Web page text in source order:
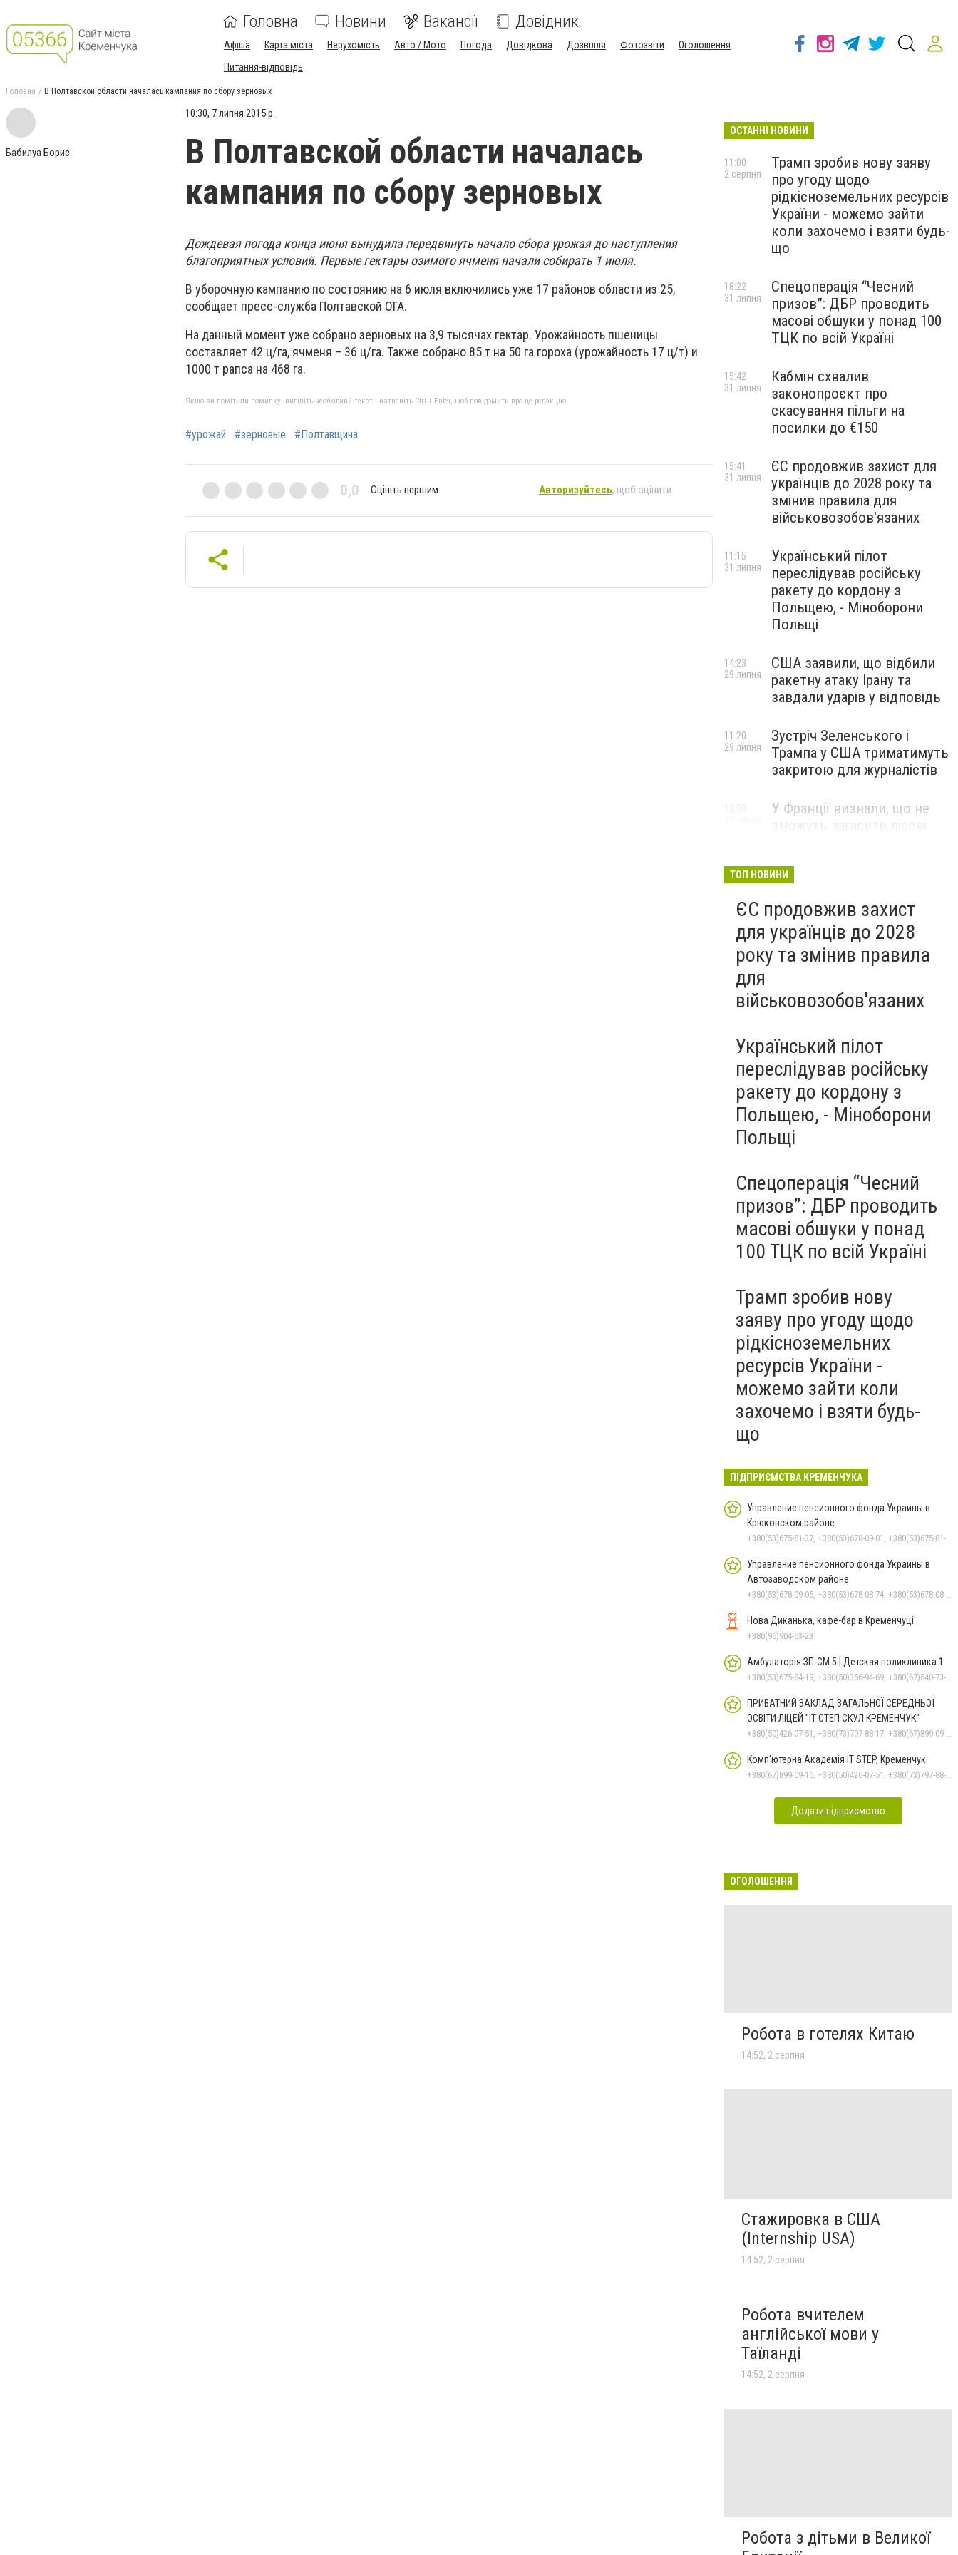
Головна Новини Вакансії Довідник
Афіша Карта міста Нерухомість Авто / Мото Погода Довідкова Дозвілля Фотозвіти
Оголошення
Питання-відповідь
Головна В Полтавской области началась кампания по сбору зерновых
Бабилуа Борис
10:30, 7 липня 2015 р.
В Полтавской области началась
кампания по сбору зерновых
Дождевая погода конца июня вынудила передвинуть начало сбора урожая до наступления
благоприятных условий. Первые гектары озимого ячменя начали собирать 1 июля.
В уборочную кампанию по состоянию на 6 июля включились уже 17 районов области из 25,
сообщает пресс-служба Полтавской ОГА.
На данный момент уже собрано зерновых на 3,9 тысячах гектар. Урожайность пшеницы
составляет 42 ц/га, ячменя – 36 ц/га. Также собрано 85 т на 50 га гороха (урожайность 17 ц/т) и
1000 т рапса на 468 га.
Якщо ви помітили помилку, виділіть необхідний текст і натисніть Ctrl + Enter, щоб повідомити про це редакцію
#урожай #зерновые #Полтавщина
0,0 Оцініть першим Авторизуйтесь, щоб оцінити
ОСТАННІ НОВИНИ
Трамп зробив нову заяву
про угоду щодо
рідкісноземельних ресурсів
України - можемо зайти
коли захочемо і взяти будь-
що
11:00
2 серпня
Спецоперація “Чесний
призов”: ДБР проводить
масові обшуки у понад 100
ТЦК по всій Україні
18:22
31 липня
Кабмін схвалив
законопроєкт про
скасування пільги на
посилки до €150
15:42
31 липня
ЄС продовжив захист для
українців до 2028 року та
змінив правила для
військовозобов'язаних
15:41
31 липня
Український пілот
переслідував російську
ракету до кордону з
Польщею, - Міноборони
Польщі
11:15
31 липня
США заявили, що відбили
ракетну атаку Ірану та
завдали ударів у відповідь
14:23
29 липня
Зустріч Зеленського і
Трампа у США триматимуть
закритою для журналістів
11:20
29 липня
У Франції визнали, що не
ТОП НОВИНИ
ЄС продовжив захист
для українців до 2028
року та змінив правила
для
військовозобов'язаних
Український пілот
переслідував російську
ракету до кордону з
Польщею, - Міноборони
Польщі
Спецоперація “Чесний
призов”: ДБР проводить
масові обшуки у понад
100 ТЦК по всій Україні
Трамп зробив нову
заяву про угоду щодо
рідкісноземельних
ресурсів України -
можемо зайти коли
захочемо і взяти будь-
що
ПІДПРИЄМСТВА КРЕМЕНЧУКА
Управление пенсионного фонда Украины в
Крюковском районе
+380(53)675-81-37, +380(53)678-09-01, +380(53)675-81-32, +380(53)675-81-40, +380(53)675-81-33, +380(53)675-81-38, +380(53)675-81-31, +380(53)678-08-87
Управление пенсионного фонда Украины в
Автозаводском районе
+380(53)678-09-05, +380(53)678-08-74, +380(53)678-08-83, +380(53)678-08-41, +380(53)678-08-86
Нова Диканька, кафе-бар в Кременчуці
+380(96)904-63-23
Амбулаторія ЗП-СМ 5 | Детская поликлиника 1
+380(53)675-84-19, +380(50)356-94-69, +380(67)540-73-87
ПРИВАТНИЙ ЗАКЛАД ЗАГАЛЬНОЇ СЕРЕДНЬОЇ
ОСВІТИ ЛІЦЕЙ "ІТ СТЕП СКУЛ КРЕМЕНЧУК"
+380(50)426-07-51, +380(73)797-88-17, +380(67)899-09-16
Комп'ютерна Академія IT STEP, Кременчук
+380(67)899-09-16, +380(50)426-07-51, +380(73)797-88-17
Додати підприємство
ОГОЛОШЕННЯ
Робота в готелях Китаю
14:52, 2 серпня
Стажировка в США
(Internship USA)
14:52, 2 серпня
Робота вчителем
англійської мови у
Таїланді
14:52, 2 серпня
Робота з дітьми в Великої